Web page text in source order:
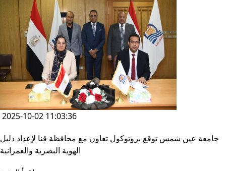
2025-10-02 11:03:36
جامعة عين شمس توقع بروتوكول تعاون مع محافظة قنا لإعداد دليل
الهوية البصرية والعمرانية